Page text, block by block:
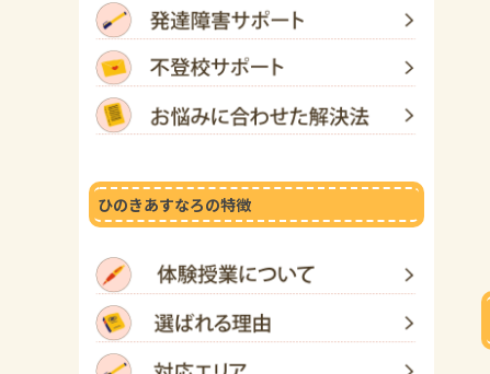
ひのきあすなろの特徴